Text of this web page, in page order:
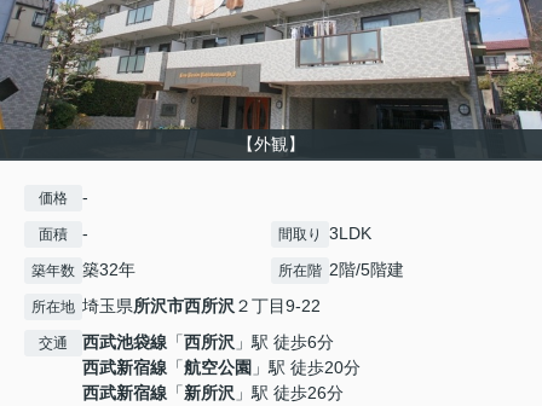
【外観】
価格 -
面積 - 間取り 3LDK
築年数 築32年 所在階 2階/5階建
所在地 埼玉県所沢市西所沢２丁目9-22
交通 西武池袋線 「西所沢 」駅 徒歩6分
西武新宿線 「航空公園 」駅 徒歩20分
西武新宿線 「新所沢 」駅 徒歩26分